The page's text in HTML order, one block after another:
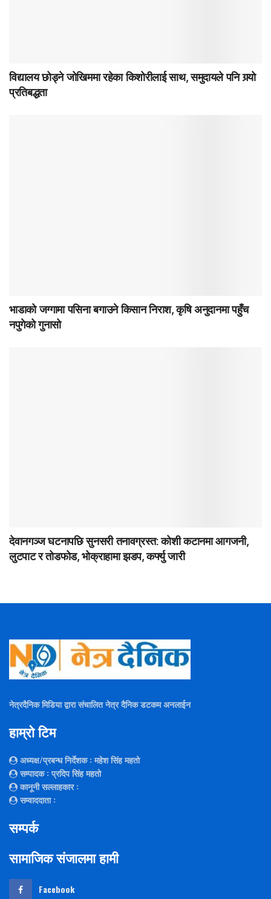
विद्यालय छोड्ने जोखिममा रहेका किशोरीलाई साथ, समुदायले पनि गर्‍यो
प्रतिबद्धता
भाडाको जग्गामा पसिना बगाउने किसान निराश, कृषि अनुदानमा पहुँच
नपुगेको गुनासो
देवानगञ्ज घटनापछि सुनसरी तनावग्रस्त: कोशी कटानमा आगजनी,
लुटपाट र तोडफोड, भोक्राहामा झडप, कर्फ्यु जारी
नेत्रदैनिक मिडिया द्वारा संचालित नेत्र दैनिक डटकम अनलाईन
हाम्रो टिम
अध्यक्ष/प्रबन्ध निर्देशक: महेश सिंह महतो
सम्पादक: प्रदिप सिंह महतो
कानूनी सल्लाहकार:
सम्वाददाता:
सम्पर्क
सामाजिक संजालमा हामी
Facebook